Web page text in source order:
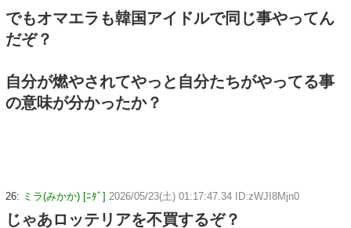
でもオマエラも韓国アイドルで同じ事やってん
だぞ？
自分が燃やされてやっと自分たちがやってる事
の意味が分かったか？
26: ミラ(みかか) [ﾆﾀﾞ] 2026/05/23(土) 01:17:47.34 ID:zWJI8Mjn0
じゃあロッテリアを不買するぞ？